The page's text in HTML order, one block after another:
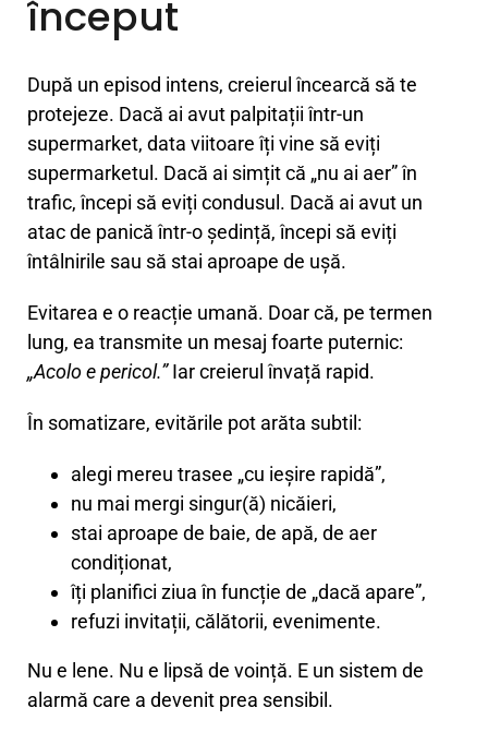
început
După un episod intens, creierul încearcă să te
protejeze. Dacă ai avut palpitații într-un
supermarket, data viitoare îți vine să eviți
supermarketul. Dacă ai simțit că „nu ai aer” în
trafic, începi să eviți condusul. Dacă ai avut un
atac de panică într-o ședință, începi să eviți
întâlnirile sau să stai aproape de ușă.
Evitarea e o reacție umană. Doar că, pe termen
lung, ea transmite un mesaj foarte puternic:
„Acolo e pericol.”Iar creierul învață rapid.
În somatizare, evitările pot arăta subtil:
alegi mereu trasee „cu ieșire rapidă”,
nu mai mergi singur(ă) nicăieri,
stai aproape de baie, de apă, de aer
condiționat,
îți planifici ziua în funcție de „dacă apare”,
refuzi invitații, călătorii, evenimente.
Nu e lene. Nu e lipsă de voință. E un sistem de
alarmă care a devenit prea sensibil.